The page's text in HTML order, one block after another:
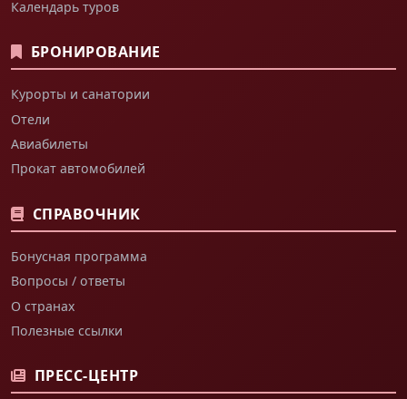
Календарь туров
БРОНИРОВАНИЕ
Курорты и санатории
Отели
Авиабилеты
Прокат автомобилей
СПРАВОЧНИК
Бонусная программа
Вопросы / ответы
О странах
Полезные ссылки
ПРЕСС-ЦЕНТР